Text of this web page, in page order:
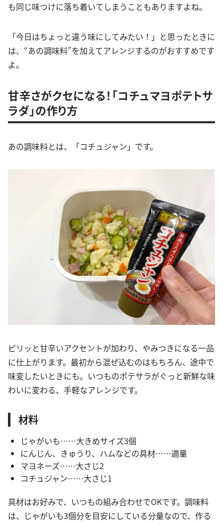
も同じ味つけに落ち着いてしまうこともありますよね。
「今日はちょっと違う味にしてみたい！」と思ったときに
は、“あの調味料”を加えてアレンジするのがおすすめです
よ。
甘辛さがクセになる！「コチュマヨポテトサ
ラダ」の作り方
あの調味料とは、「コチュジャン」です。
ピリッと甘辛いアクセントが加わり、やみつきになる一品
に仕上がります。最初から混ぜ込むのはもちろん、途中で
味変したいときにも。いつものポテサラがぐっと新鮮な味
わいに変わる、手軽なアレンジです。
材料
じゃがいも……大きめサイズ3個
にんじん、きゅうり、ハムなどの具材……適量
マヨネーズ……大さじ2
コチュジャン……大さじ1
具材はお好みで、いつもの組み合わせでOKです。調味料
は、じゃがいも3個分を目安にしている分量なので、作る